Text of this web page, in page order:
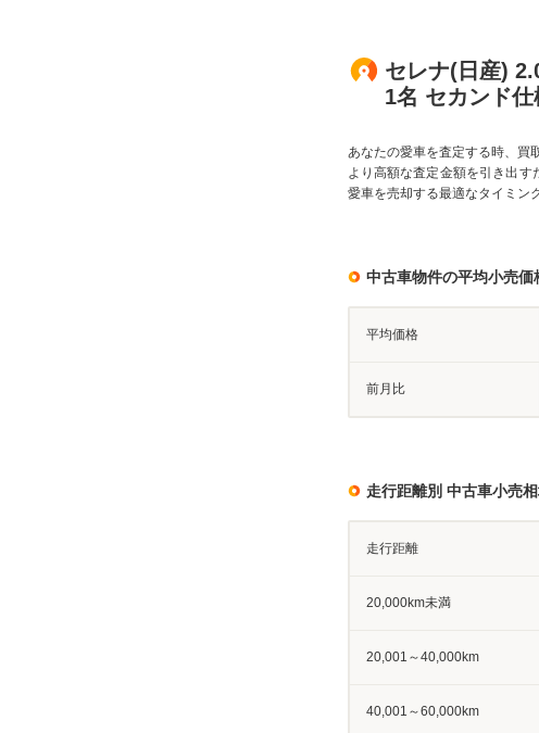
セレナ(日産)
1名 セカンド
あなたの愛車を査定する時、買
より高額な査定金額を引き出す
愛車を売却する最適なタイミン
中古車物件の平均小売
平均価格
前月比
走行距離別 中古車小売
走行距離
20,000km未満
20,001～40,000km
40,001～60,000km